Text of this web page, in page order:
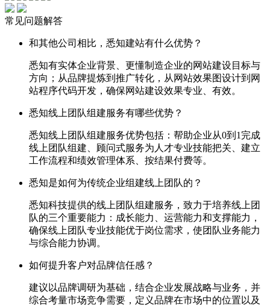
常见问题解答
和其他公司相比，悉知建站有什么优势？
悉知有实体企业背景、更懂制造企业的网站建设目标与
方向；从品牌提炼到推广转化，从网站效果图设计到网
站程序代码开发，确保网站建设效果专业、有效。
悉知线上团队组建服务有哪些优势？
悉知线上团队组建服务优势包括：帮助企业从0到1完成
线上团队组建、顾问式服务为人才专业技能把关、建立
工作流程和绩效管理体系、按结果付费等。
悉知是如何为传统企业组建线上团队的？
悉知科技提供的线上团队组建服务，致力于培养线上团
队的三个重要能力：成长能力、运营能力和支撑能力，
确保线上团队专业技能优于岗位需求，使团队业务能力
与综合能力协调。
如何提升客户对品牌信任感？
建议以品牌调研为基础，结合企业发展战略与业务，并
综合考量市场竞争需要，定义品牌在市场中的位置以及